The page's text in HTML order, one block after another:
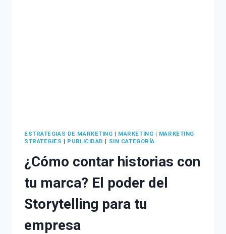
ESTRATEGIAS DE MARKETING MARKETING
MARKETING
STRATEGIES
PUBLICIDAD SIN CATEGORÍA
¿Cómo contar historias con
tu marca? El poder del
Storytelling para tu
empresa